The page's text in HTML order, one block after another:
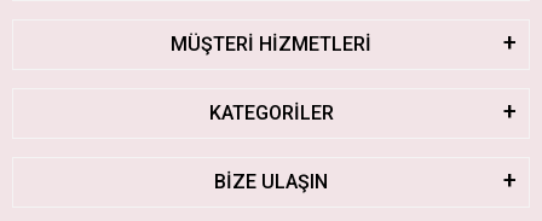
MÜŞTERİ HİZMETLERİ
KATEGORİLER
BİZE ULAŞIN